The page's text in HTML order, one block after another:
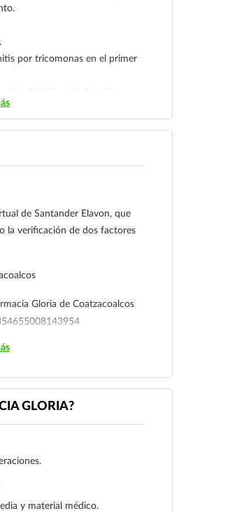
por tricomonas en el primer
de la función hepática.
de Santander Elavon, que
la verificación de dos factores
Gloria de Coatzacoalcos
su comprobante de pago a al
GLORIA?
y material médico.